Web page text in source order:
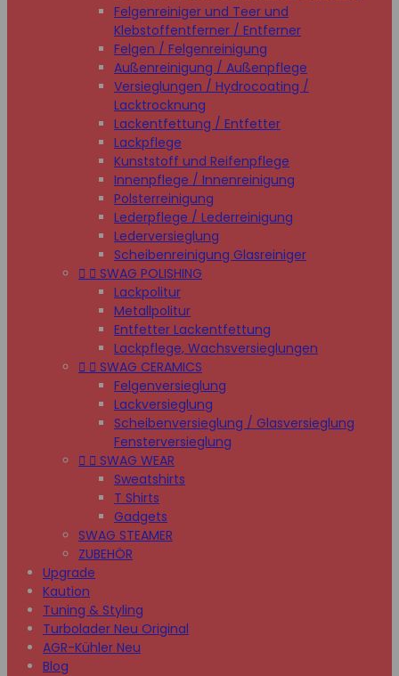
Felgenreiniger und Teer und
Klebstoffentferner / Entferner
Felgen / Felgenreinigung
Außenreinigung / Außenpflege
Versieglungen / Hydrocoating /
Lacktrocknung
Lackentfettung / Entfetter
Lackpflege
Kunststoff und Reifenpflege
Innenpflege / Innenreinigung
Polsterreinigung
Lederpflege / Lederreinigung
Lederversieglung
Scheibenreinigung Glasreiniger
  SWAG POLISHING
Lackpolitur
Metallpolitur
Entfetter Lackentfettung
Lackpflege, Wachsversieglungen
  SWAG CERAMICS
Felgenversieglung
Lackversieglung
Scheibenversieglung / Glasversieglung
Fensterversieglung
  SWAG WEAR
Sweatshirts
T Shirts
Gadgets
SWAG STEAMER
ZUBEHÖR
Upgrade
Kaution
Tuning & Styling
Turbolader Neu Original
AGR-Kühler Neu
Blog